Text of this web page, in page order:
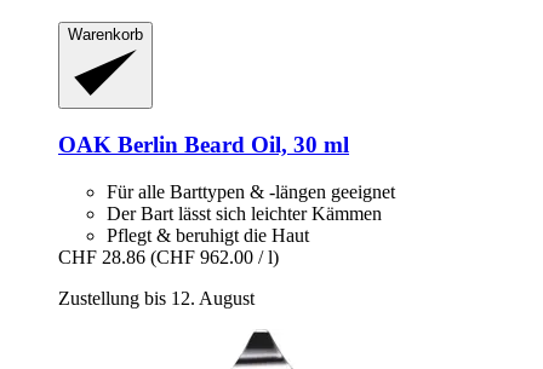
Warenkorb
OAK Berlin Beard Oil, 30 ml
Für alle Barttypen & -längen geeignet
Der Bart lässt sich leichter Kämmen
Pflegt & beruhigt die Haut
CHF 28.86 (CHF 962.00 / l)
Zustellung bis 12. August